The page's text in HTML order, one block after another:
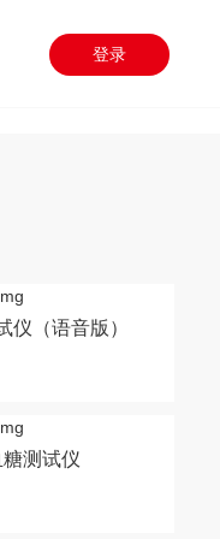
登录
仪（语音版）
测试仪